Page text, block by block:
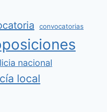
convocatorias
nacional
local